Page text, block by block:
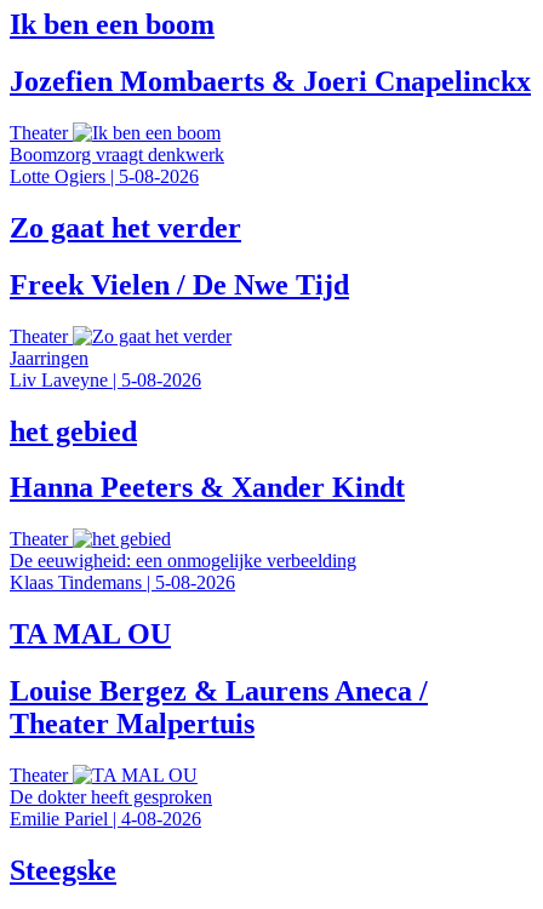
Ik ben een boom
Jozefien Mombaerts & Joeri Cnapelinckx
Theater
Boomzorg vraagt denkwerk
Lotte Ogiers | 5-08-2026
Zo gaat het verder
Freek Vielen / De Nwe Tijd
Theater
Jaarringen
Liv Laveyne | 5-08-2026
het gebied
Hanna Peeters & Xander Kindt
Theater
De eeuwigheid: een onmogelijke verbeelding
Klaas Tindemans | 5-08-2026
TA MAL OU
Louise Bergez & Laurens Aneca /
Theater Malpertuis
Theater
De dokter heeft gesproken
Emilie Pariel | 4-08-2026
Steegske